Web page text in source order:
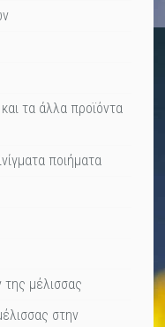
τα άλλα προϊόντα
ποιήματα
της μέλισσας
στην